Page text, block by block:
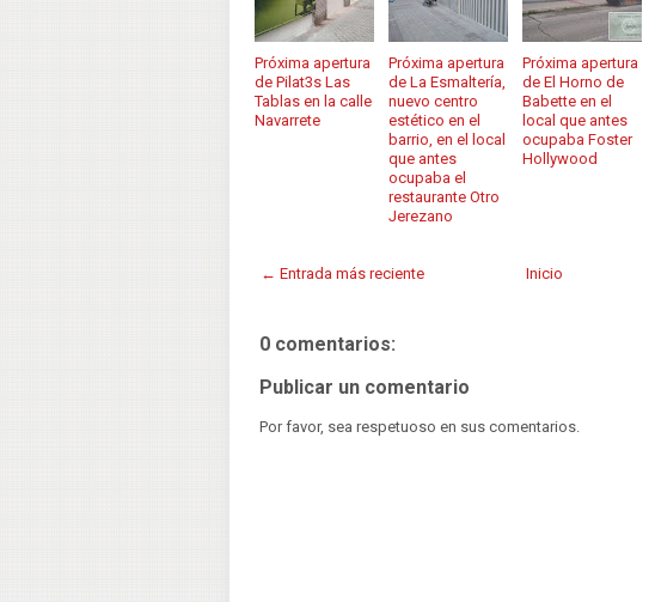
Próxima apertura
de Pilat3s Las
Tablas en la calle
Navarrete
Próxima apertura
de La Esmaltería,
nuevo centro
estético en el
barrio, en el local
que antes
ocupaba el
restaurante Otro
Jerezano
Próxima apertura
de El Horno de
Babette en el
local que antes
ocupaba Foster
Hollywood
← Entrada más reciente Inicio
0 comentarios:
Publicar un comentario
Por favor, sea respetuoso en sus comentarios.